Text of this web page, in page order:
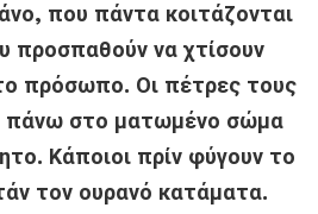
που πάντα κοιτάζονται
προσπαθούν να χτίσουν
πρόσωπο. Οι πέτρες τους
πάνω στο ματωμένο σώμα
Κάποιοι πρίν φύγουν το
τον ουρανό κατάματα.